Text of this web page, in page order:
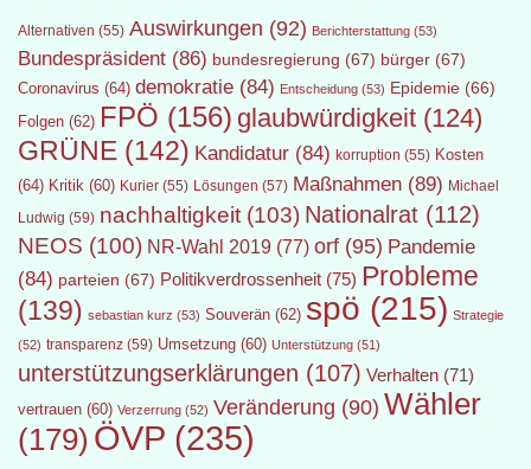
Alternativen (55) Auswirkungen (92) Berichterstattung (53)
Bundespräsident (86) bundesregierung (67) bürger (67)
Coronavirus (64) demokratie (84) Entscheidung (53) Epidemie (66)
Folgen (62) FPÖ (156) glaubwürdigkeit (124)
GRÜNE (142) Kandidatur (84) korruption (55) Kosten
(64) Kritik (60) Kurier (55) Lösungen (57) Maßnahmen (89) Michael
Ludwig (59) nachhaltigkeit (103) Nationalrat (112)
NEOS (100) NR-Wahl 2019 (77) orf (95) Pandemie
(84) parteien (67) Politikverdrossenheit (75) Probleme
(139) sebastian kurz (53) Souverän (62) spö (215) Strategie
(52) transparenz (59) Umsetzung (60) Unterstützung (51)
unterstützungserklärungen (107) Verhalten (71)
vertrauen (60) Verzerrung (52) Veränderung (90) Wähler
(179) ÖVP (235)